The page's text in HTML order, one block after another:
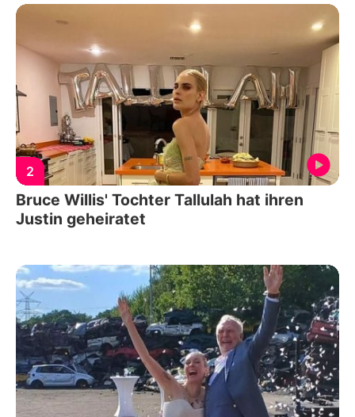
2
Bruce Willis' Tochter Tallulah hat ihren
Justin geheiratet